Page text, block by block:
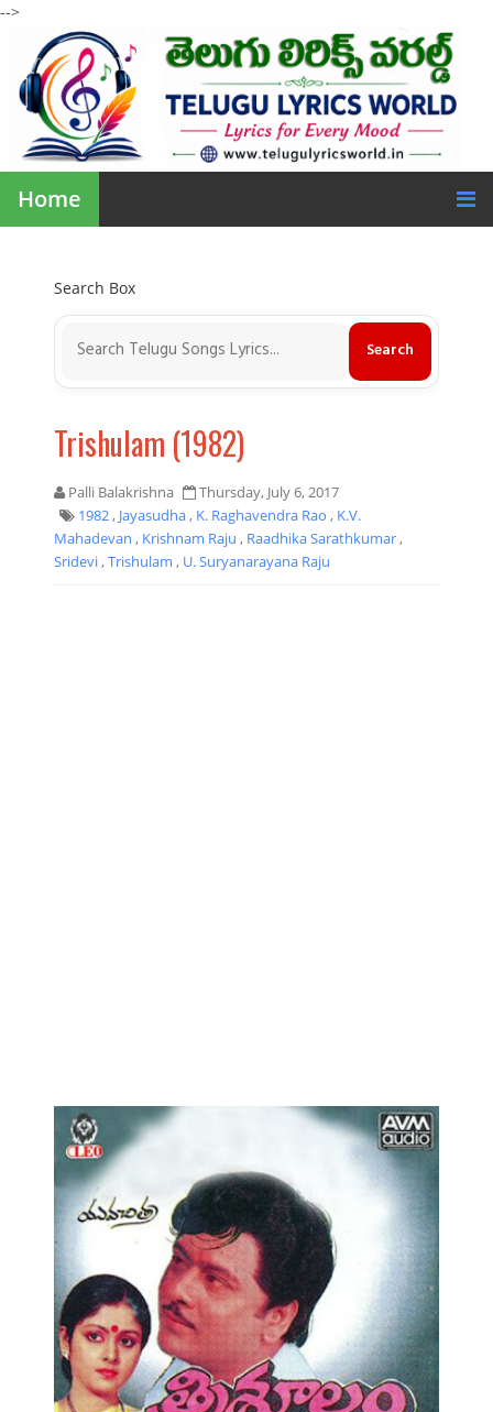
-->
Home
Search Box
Trishulam (1982)
Palli Balakrishna
Thursday, July 6, 2017
1982, Jayasudha, K. Raghavendra Rao , K.V.
Mahadevan , Krishnam Raju , Raadhika Sarathkumar,
Sridevi,Trishulam , U. Suryanarayana Raju